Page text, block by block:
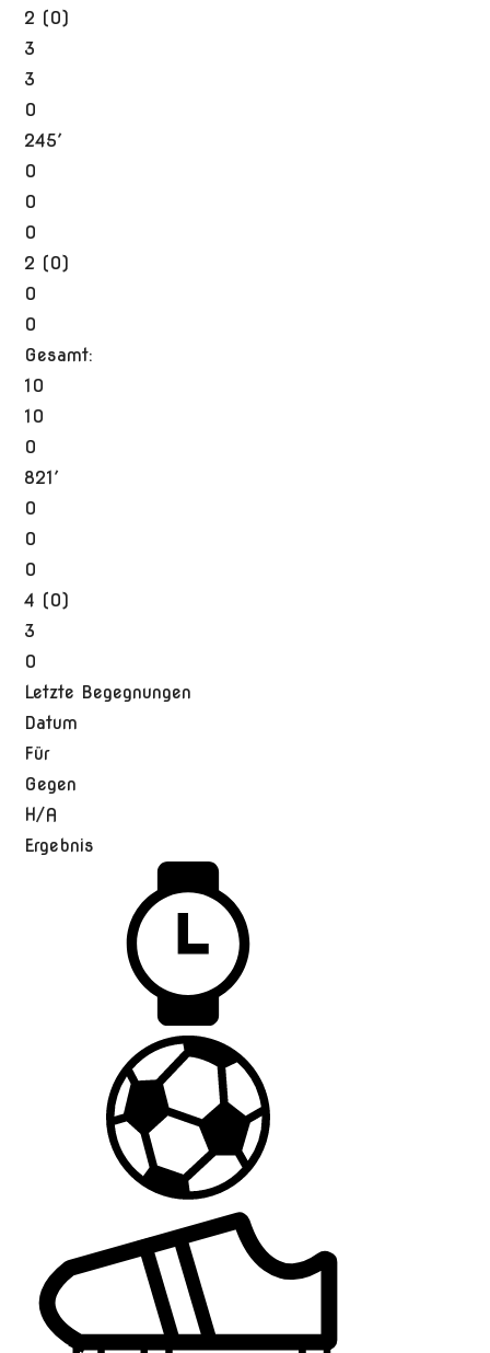
2 (0)
3
3
0
245′
0
0
0
2 (0)
0
0
Gesamt:
10
10
0
821′
0
0
0
4 (0)
3
0
Letzte Begegnungen
Datum
Für
Gegen
H/A
Ergebnis